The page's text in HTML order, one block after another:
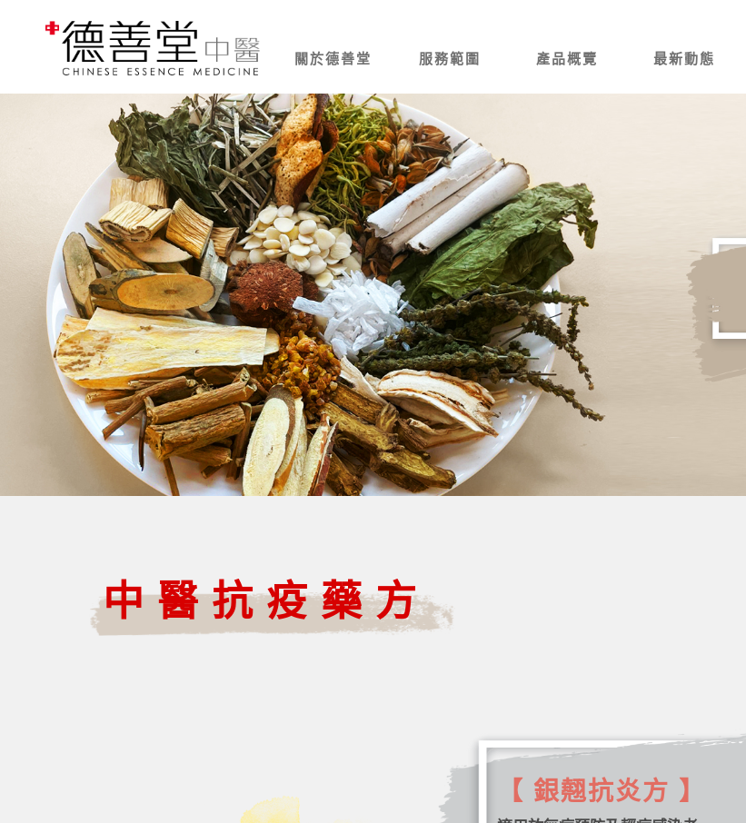
關於德善堂 服務範圍 產品概覽 最新動態
中醫抗疫藥方
【 銀翹抗炎方 】